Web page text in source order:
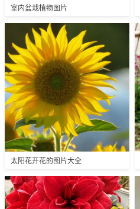
室内盆栽植物图片
太阳花开花的图片大全